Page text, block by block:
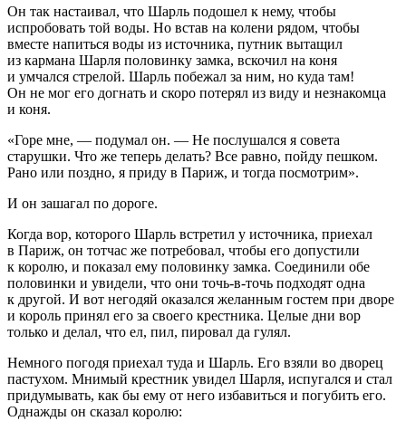
Он так настаивал, что Шарль подошел к нему, чтобы
испробовать той воды. Но встав на колени рядом, чтобы
вместе напиться воды из источника, путник вытащил
из кармана Шарля половинку замка, вскочил на коня
и умчался стрелой. Шарль побежал за ним, но куда там!
Он не мог его догнать и скоро потерял из виду и незнакомца
и коня.
«Горе мне, — подумал он. — Не послушался я совета
старушки. Что же теперь делать? Все равно, пойду пешком.
Рано или поздно, я приду в Париж, и тогда посмотрим».
И он зашагал по дороге.
Когда вор, которого Шарль встретил у источника, приехал
в Париж, он тотчас же потребовал, чтобы его допустили
к королю, и показал ему половинку замка. Соединили обе
половинки и увидели, что они точь-в-точь подходят одна
к другой. И вот негодяй оказался желанным гостем при дворе
и король принял его за своего крестника. Целые дни вор
только и делал, что ел, пил, пировал да гулял.
Немного погодя приехал туда и Шарль. Его взяли во дворец
пастухом. Мнимый крестник увидел Шарля, испугался и стал
придумывать, как бы ему от него избавиться и погубить его.
Однажды он сказал королю: